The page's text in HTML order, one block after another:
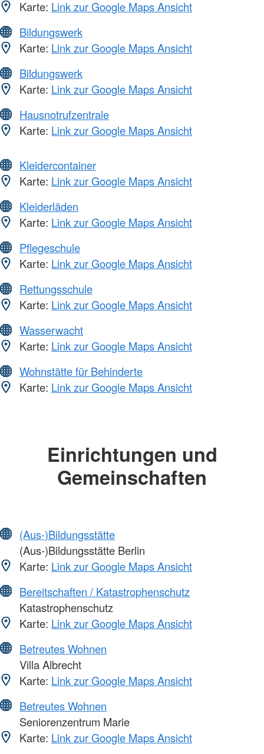
Karte: Link zur Google Maps Ansicht
Bildungswerk
Karte: Link zur Google Maps Ansicht
Bildungswerk
Karte: Link zur Google Maps Ansicht
Hausnotrufzentrale
Karte: Link zur Google Maps Ansicht
Kleidercontainer
Karte: Link zur Google Maps Ansicht
Kleiderläden
Karte: Link zur Google Maps Ansicht
Pflegeschule
Karte: Link zur Google Maps Ansicht
Rettungsschule
Karte: Link zur Google Maps Ansicht
Wasserwacht
Karte: Link zur Google Maps Ansicht
Wohnstätte für Behinderte
Karte: Link zur Google Maps Ansicht
Einrichtungen und
Gemeinschaften
(Aus-)Bildungsstätte
(Aus-)Bildungsstätte Berlin
Karte: Link zur Google Maps Ansicht
Bereitschaften / Katastrophenschutz
Katastrophenschutz
Karte: Link zur Google Maps Ansicht
Betreutes Wohnen
Villa Albrecht
Karte: Link zur Google Maps Ansicht
Betreutes Wohnen
Seniorenzentrum Marie
Karte: Link zur Google Maps Ansicht